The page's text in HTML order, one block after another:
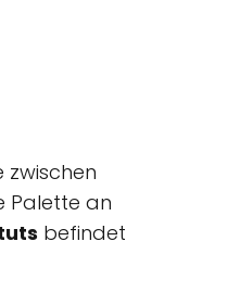
zwischen
Palette an
befindet